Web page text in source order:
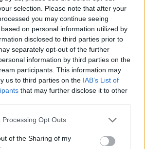
selection. Please note that after your
you may continue seeing
on personal information utilized by
disclosed to third parties prior to
separately opt-out of the further
information by third parties on the
participants. This information may
us to third parties on the IAB’s List of
that may further disclose it to other
website/app uses one or more Google
or usage behaviour. You may click to
Processing Opt Outs
of the Sharing of my
sui processi aziendali.
non è solo un punto di
di NTT Data, ma un vero e
di innovazione. Le startup
con le università sono
di tecnologie avanzate che
pulsante di questa continua